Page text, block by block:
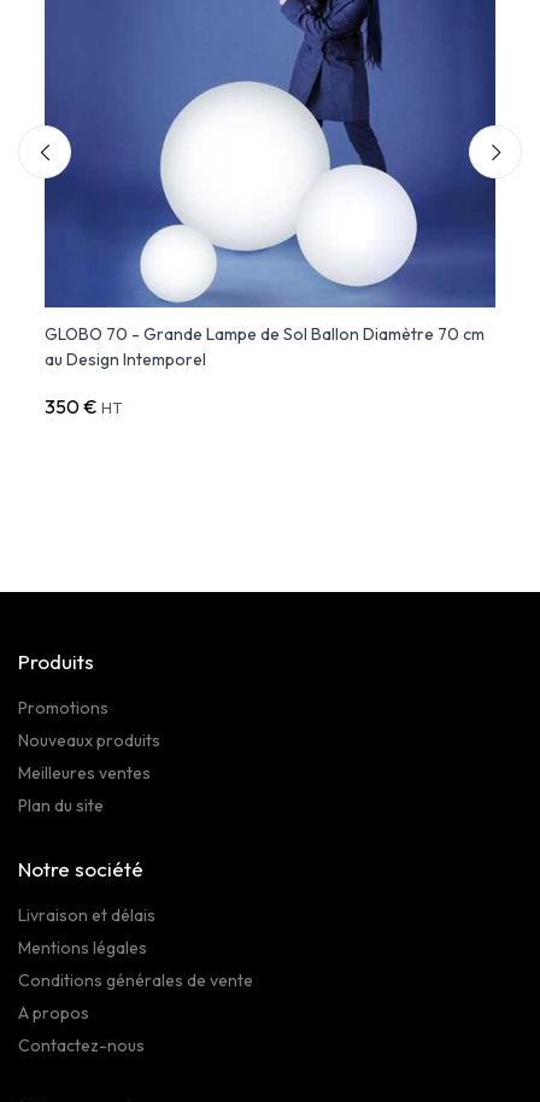
GLOBO 70 - Grande Lampe de Sol Ballon Diamètre 70 cm
au Design Intemporel
350 € HT
Produits
Promotions
Nouveaux produits
Meilleures ventes
Plan du site
Notre société
Livraison et délais
Mentions légales
Conditions générales de vente
A propos
Contactez-nous